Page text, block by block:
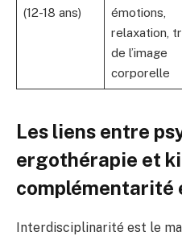
(12-18 ans)
émotions,
relaxation,
de l’image
corporelle
Les liens entre
ergothérapie et
complémentarité
Interdisciplinarité est le